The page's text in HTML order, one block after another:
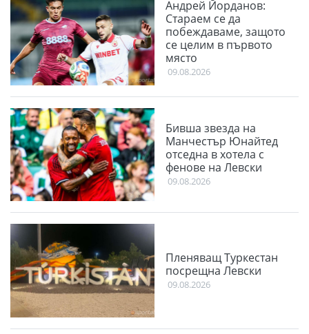
Андрей Йорданов:
Стараем се да
побеждаваме, защото
се целим в първото
място
09.08.2026
Бивша звезда на
Манчестър Юнайтед
отседна в хотела с
фенове на Левски
09.08.2026
Пленяващ Туркестан
посрещна Левски
09.08.2026